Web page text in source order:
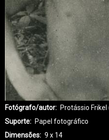
Fotógrafo/autor
Protássio
Suporte
Papel fotográfico
Dimensões
9 x 14